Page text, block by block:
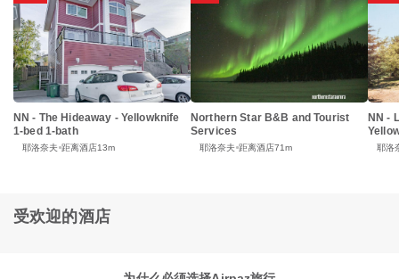
NN - The Hideaway - Yellowknife
1-bed 1-bath
耶洛奈夫 距离酒店13m
Northern Star B&B and Tourist
Services
耶洛奈夫 距离酒店71m
NN -
耶洛
受欢迎的酒店